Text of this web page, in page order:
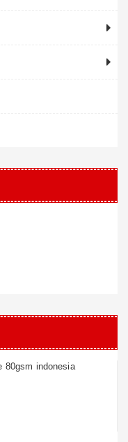
80gsm indonesia